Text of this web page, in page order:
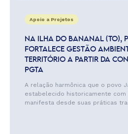
Apoio a Projetos
NA ILHA DO BANANAL (TO),
FORTALECE GESTÃO
TERRITÓRIO A PARTIR DA
PGTA
A relação harmônica que o povo
estabelecido historicamente com
manifesta desde suas práticas